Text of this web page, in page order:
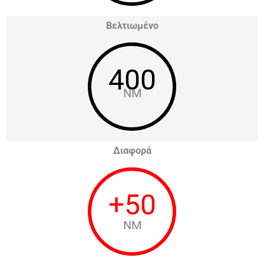
Βελτιωμένο
400
NM
Διαφορά
+50
NM